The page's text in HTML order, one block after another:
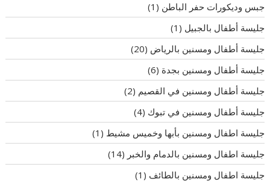
جبس وديكورات حفر الباطن (1)
جليسة أطفال بالجبيل (1)
جليسة أطفال ومسنين بالرياض (20)
جليسة أطفال ومسنين بجدة (6)
جليسة أطفال ومسنين في القصيم (2)
جليسة أطفال ومسنين في تبوك (4)
جليسة اطفال ومسنين بأبها وخميس مشيط (1)
جليسة اطفال ومسنين بالدمام والخبر (14)
جليسة اطفال ومسنين بالطائف (1)